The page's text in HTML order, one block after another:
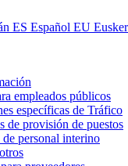
ES Español EU
empleados públicos
específicas de Tráfico
de provisión de puestos
de personal interino